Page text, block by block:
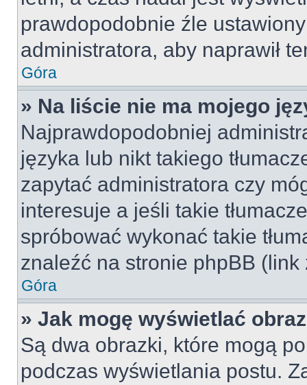
prawdopodobnie źle
administratora, aby naprawił
Góra
» Na liście nie ma mojego
Najprawdopodobniej
języka lub nikt takiego
zapytać administratora czy
interesuje a jeśli takie
spróbować wykonać takie
znaleźć na stronie phpBB
Góra
» Jak mogę wyświetlać
Są dwa obrazki, które mogą
podczas wyświetlania postu.